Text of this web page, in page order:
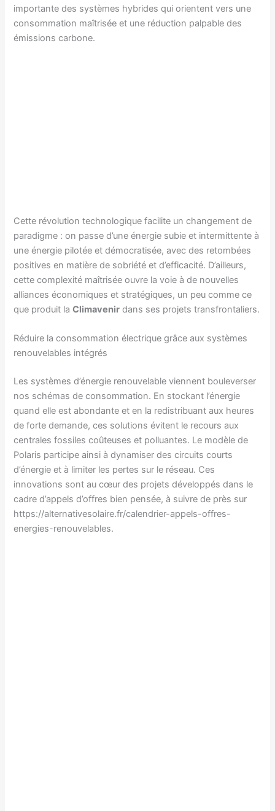
importante des systèmes hybrides qui orientent vers une
consommation maîtrisée et une réduction palpable des
émissions carbone.
Cette révolution technologique facilite un changement de
paradigme : on passe d’une énergie subie et intermittente à
une énergie pilotée et démocratisée, avec des retombées
positives en matière de sobriété et d’efficacité. D’ailleurs,
cette complexité maîtrisée ouvre la voie à de nouvelles
alliances économiques et stratégiques, un peu comme ce
que produit laClimavenir dans ses projets transfrontaliers.
Réduire la consommation électrique grâce aux systèmes
renouvelables intégrés
Les systèmes d’énergie renouvelable viennent bouleverser
nos schémas de consommation. En stockant l’énergie
quand elle est abondante et en la redistribuant aux heures
de forte demande, ces solutions évitent le recours aux
centrales fossiles coûteuses et polluantes. Le modèle de
Polaris participe ainsi à dynamiser des circuits courts
d’énergie et à limiter les pertes sur le réseau. Ces
innovations sont au cœur des projets développés dans le
cadre d’appels d’offres bien pensée, à suivre de près sur
https://alternativesolaire.fr/calendrier-appels-offres-
energies-renouvelables.